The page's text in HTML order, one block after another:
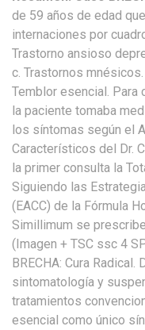
de 59 años de edad
internaciones por
Trastorno ansioso
c. Trastornos
Temblor esencial. Para
la paciente tomaba
los síntomas según el
Característicos del Dr.
la primer consulta la
Siguiendo las
(EACC) de la Fórmula
Simillimum se
(Imagen + TSC ssc 4
BRECHA: Cura
sintomatología y
tratamientos
esencial como único